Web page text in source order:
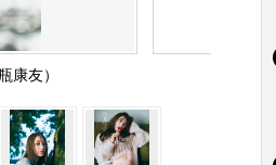
康友）